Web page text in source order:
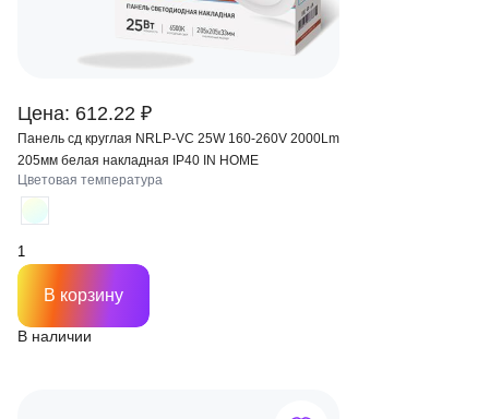
Цена: 612.22 ₽
Панель сд круглая NRLP-VC 25W 160-260V 2000Lm
205мм белая накладная IP40 IN HOME
В наличии
Цветовая температура
В корзину